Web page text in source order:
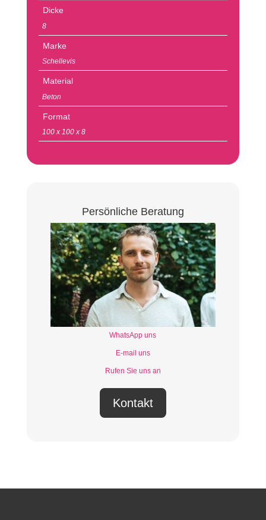
Dicke
8
Marke
Schellevis
Material
Beton
Format
100 x 100 x 8
Persönliche Beratung
WhatsApp uns
E-mail uns
Rufen Sie uns an
Kontakt